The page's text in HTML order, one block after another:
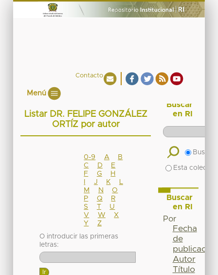
Contacto
Menú
Listar DR. FELIPE GONZÁLEZ
ORTÍZ por autor
0-9 A
B
C
D
E
F
G
H
J K
M
N
O
P
Q
R
S
T
U
V
W
X
Y
Z
O introducir las primeras
letras:
Buscar
en RI
Buscar
Esta
Buscar
en RI
Por
Fecha
de
publicación
Autor
Título